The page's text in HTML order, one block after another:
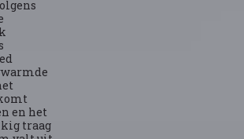
en het
traag